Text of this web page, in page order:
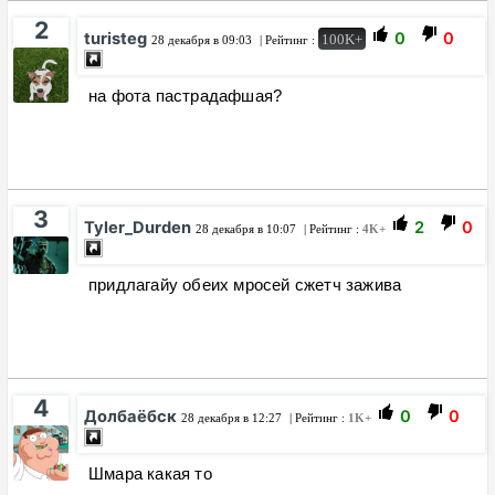
2 turisteg 28 декабря в 09:03 | Рейтинг : 100K+ 0 0
на фота пастрадафшая?
3 Tyler_Durden 28 декабря в 10:07 | Рейтинг : 4K+ 2 0
придлагайу обеих мросей сжетч зажива
4 Долбаёбск 28 декабря в 12:27 | Рейтинг : 1K+ 0 0
Шмара какая то